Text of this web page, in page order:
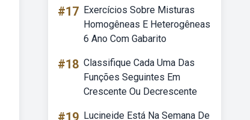
#17 Exercícios Sobre Misturas
Homogêneas E Heterogêneas
6 Ano Com Gabarito
#18 Classifique Cada Uma Das
Funções Seguintes Em
Crescente Ou Decrescente
#19 Lucineide Está Na Semana De